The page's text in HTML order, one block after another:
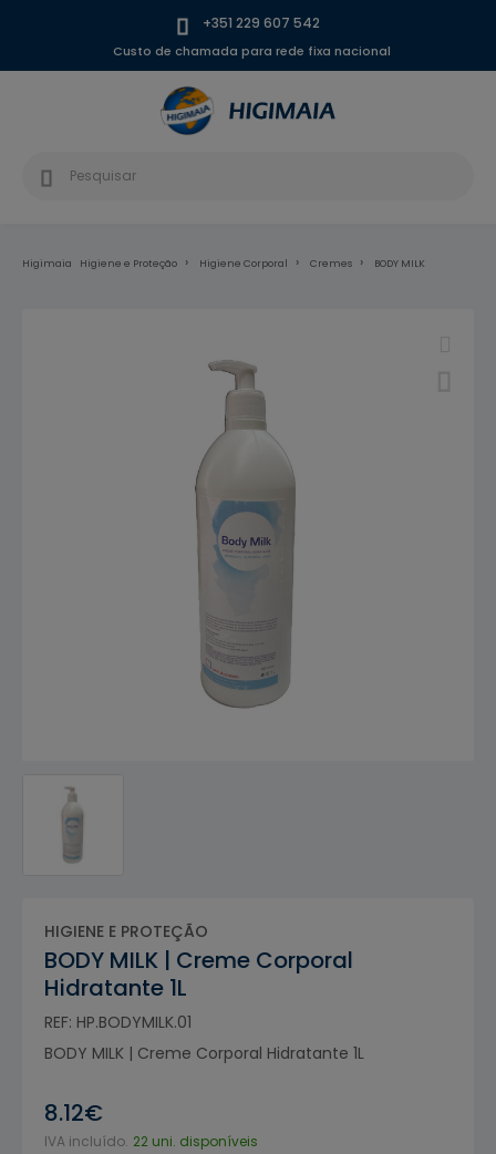
+351 229 607 542
Custo de chamada para rede fixa nacional
Higimaia Higiene e Proteção Higiene Corporal Cremes BODY MILK
HIGIENE E PROTEÇÃO
BODY MILK | Creme Corporal
Hidratante 1L
REF: HP.BODYMILK.01
BODY MILK | Creme Corporal Hidratante 1L
8.12€
IVA incluído. 22 uni. disponíveis